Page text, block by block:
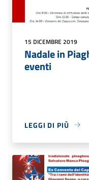
15 DICEMBRE 2019
Nadale in
eventi
LEGGI DI PIÙ